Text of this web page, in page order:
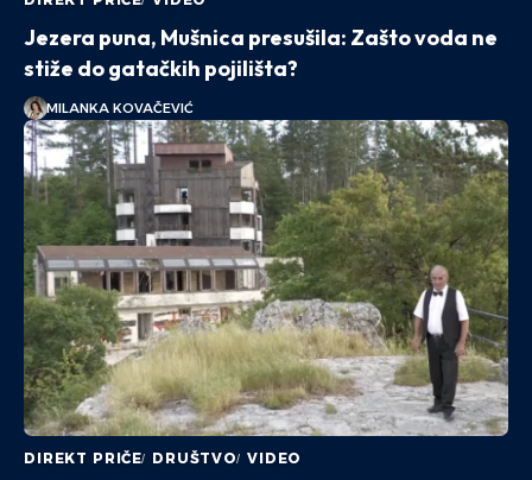
Jezera puna, Mušnica presušila: Zašto voda ne
stiže do gatačkih pojilišta?
MILANKA KOVAČEVIĆ
DIREKT PRIČE DRUŠTVO VIDEO